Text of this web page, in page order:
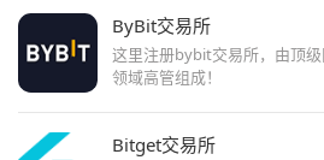
ByBit交易所
这里注册bybit交易所，由顶
领域高管组成！
Bitget交易所